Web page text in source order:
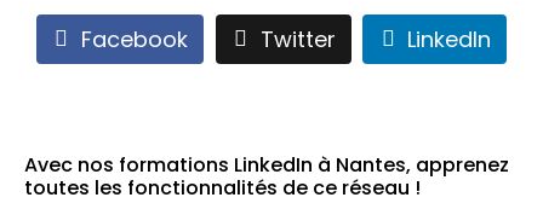
Facebook Twitter LinkedIn
Avec nos formations LinkedIn à Nantes, apprenez
toutes les fonctionnalités de ce réseau !